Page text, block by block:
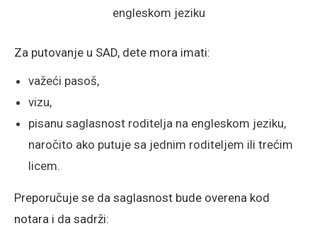
engleskom jeziku
Za putovanje u SAD, dete mora imati:
važeći pasoš,
vizu,
pisanu saglasnost roditelja na engleskom jeziku,
naročito ako putuje sa jednim roditeljem ili trećim
licem.
Preporučuje se da saglasnost bude overena kod
notara i da sadrži: